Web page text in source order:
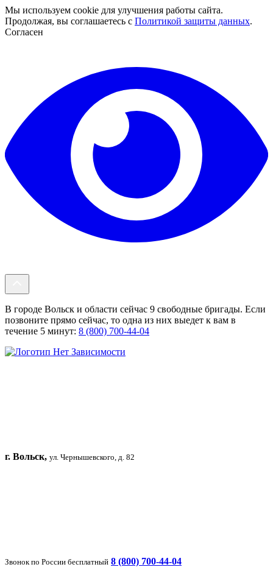
Мы используем cookie для улучшения работы сайта.
Продолжая, вы соглашаетесь с Политикой защиты данных.
Согласен
В городе Вольск и области сейчас 9 свободные бригады. Если
позвоните прямо сейчас, то одна из них выедет к вам в
течение 5 минут: 8 (800) 700-44-04
г. Вольск, ул. Чернышевского, д. 82
Звонок по России бесплатный 8 (800) 700-44-04